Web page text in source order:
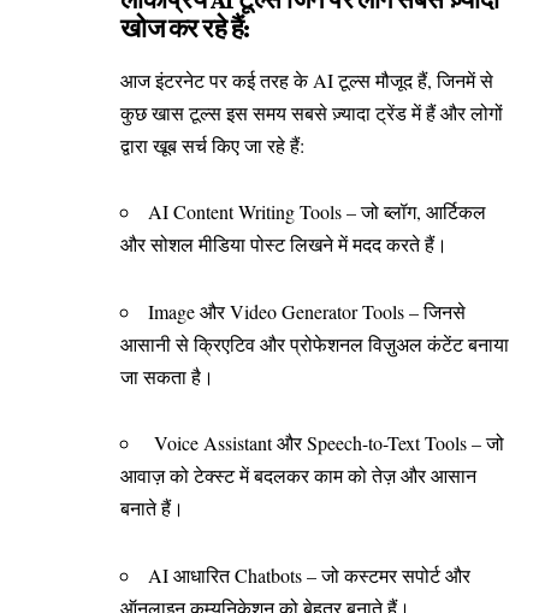
खोज कर रहे हैं:
आज इंटरनेट पर कई तरह के AI टूल्स मौजूद हैं, जिनमें से
कुछ खास टूल्स इस समय सबसे ज़्यादा ट्रेंड में हैं और लोगों
द्वारा खूब सर्च किए जा रहे हैं:
AI Content Writing Tools – जो ब्लॉग, आर्टिकल
और सोशल मीडिया पोस्ट लिखने में मदद करते हैं।
Image और Video Generator Tools – जिनसे
आसानी से क्रिएटिव और प्रोफेशनल विज़ुअल कंटेंट बनाया
जा सकता है।
Voice Assistant और Speech-to-Text Tools – जो
आवाज़ को टेक्स्ट में बदलकर काम को तेज़ और आसान
बनाते हैं।
AI आधारित Chatbots – जो कस्टमर सपोर्ट और
ऑनलाइन कम्युनिकेशन को बेहतर बनाते हैं।